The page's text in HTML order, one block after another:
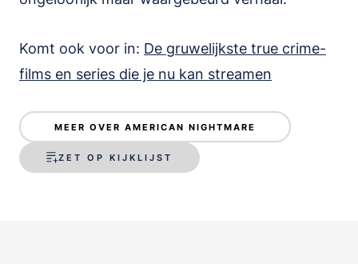
Komt ook voor in: De gruwelijkste true crime-
films en series die je nu kan streamen
MEER OVER AMERICAN NIGHTMARE
ZET OP KIJKLIJST